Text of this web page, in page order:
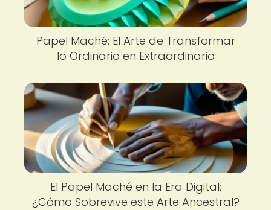
Papel Maché: El Arte de Transformar
lo Ordinario en Extraordinario
El Papel Maché en la Era Digital:
¿Cómo Sobrevive este Arte Ancestral?